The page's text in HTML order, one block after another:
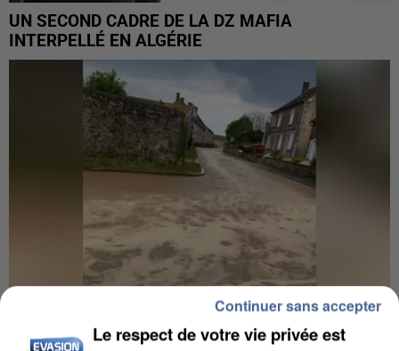
UN SECOND CADRE DE LA DZ MAFIA
INTERPELLÉ EN ALGÉRIE
Le respect de votre vie privée est
Continuer sans accepter